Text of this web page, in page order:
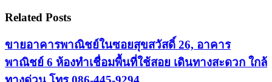
Related Posts
ขายอาคารพาณิชย์ในซอยสุขสวัสดิ์ 26, อาคาร
พาณิชย์ 6 ห้องทำเชื่อมพื้นที่ใช้สอย เดินทางสะดวก ใกล้